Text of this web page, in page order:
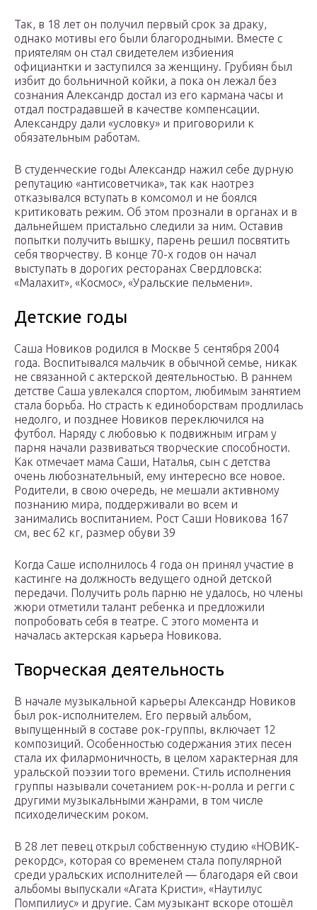
Так, в 18 лет он получил первый срок за драку,
однако мотивы его были благородными. Вместе с
приятелям он стал свидетелем избиения
официантки и заступился за женщину. Грубиян был
избит до больничной койки, а пока он лежал без
сознания Александр достал из его кармана часы и
отдал пострадавшей в качестве компенсации.
Александру дали «условку» и приговорили к
обязательным работам.
В студенческие годы Александр нажил себе дурную
репутацию «антисоветчика», так как наотрез
отказывался вступать в комсомол и не боялся
критиковать режим. Об этом прознали в органах и в
дальнейшем пристально следили за ним. Оставив
попытки получить вышку, парень решил посвятить
себя творчеству. В конце 70-х годов он начал
выступать в дорогих ресторанах Свердловска:
«Малахит», «Космос», «Уральские пельмени».
Детские годы
Саша Новиков родился в Москве 5 сентября 2004
года. Воспитывался мальчик в обычной семье, никак
не связанной с актерской деятельностью. В раннем
детстве Саша увлекался спортом, любимым занятием
стала борьба. Но страсть к единоборствам продлилась
недолго, и позднее Новиков переключился на
футбол. Наряду с любовью к подвижным играм у
парня начали развиваться творческие способности.
Как отмечает мама Саши, Наталья, сын с детства
очень любознательный, ему интересно все новое.
Родители, в свою очередь, не мешали активному
познанию мира, поддерживали во всем и
занимались воспитанием. Рост Саши Новикова 167
см, вес 62 кг, размер обуви 39
Когда Саше исполнилось 4 года он принял участие в
кастинге на должность ведущего одной детской
передачи. Получить роль парню не удалось, но члены
жюри отметили талант ребенка и предложили
попробовать себя в театре. С этого момента и
началась актерская карьера Новикова.
Творческая деятельность
В начале музыкальной карьеры Александр Новиков
был рок-исполнителем. Его первый альбом,
выпущенный в составе рок-группы, включает 12
композиций. Особенностью содержания этих песен
стала их филармоничность, в целом характерная для
уральской поэзии того времени. Стиль исполнения
группы называли сочетанием рок-н-ролла и регги с
другими музыкальными жанрами, в том числе
психоделическим роком.
В 28 лет певец открыл собственную студию «НОВИК-
рекордс», которая со временем стала популярной
среди уральских исполнителей — благодаря ей свои
альбомы выпускали «Агата Кристи», «Наутилус
Помпилиус» и другие. Сам музыкант вскоре отошёл